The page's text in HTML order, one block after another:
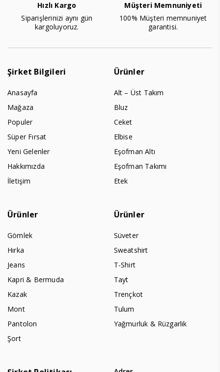
Hızlı Kargo
Siparişlerinizi aynı gün
kargoluyoruz.
Müşteri Memnuniyeti
100% Müşteri memnuniyet
garantisi.
Şirket Bilgileri
Anasayfa
Mağaza
Populer
Süper Fırsat
Yeni Gelenler
Hakkımızda
İletişim
Ürünler
Alt – Üst Takım
Bluz
Ceket
Elbise
Eşofman Altı
Eşofman Takımı
Etek
Ürünler
Gömlek
Hırka
Jeans
Kapri & Bermuda
Kazak
Mont
Pantolon
Şort
Ürünler
Süveter
Sweatshirt
T-Shirt
Tayt
Trençkot
Tulum
Yağmurluk & Rüzgarlık